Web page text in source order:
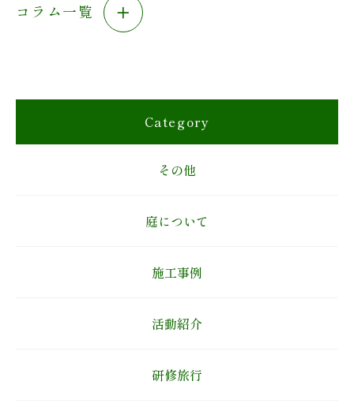
コラム一覧
Category
その他
庭について
施工事例
活動紹介
研修旅行